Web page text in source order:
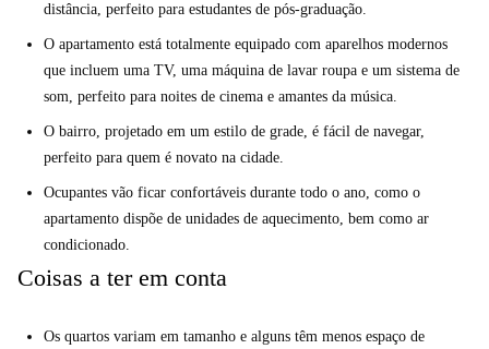
distância, perfeito para estudantes de pós-graduação.
O apartamento está totalmente equipado com aparelhos modernos
que incluem uma TV, uma máquina de lavar roupa e um sistema de
som, perfeito para noites de cinema e amantes da música.
O bairro, projetado em um estilo de grade, é fácil de navegar,
perfeito para quem é novato na cidade.
Ocupantes vão ficar confortáveis ​​durante todo o ano, como o
apartamento dispõe de unidades de aquecimento, bem como ar
condicionado.
Coisas a ter em conta
Os quartos variam em tamanho e alguns têm menos espaço de